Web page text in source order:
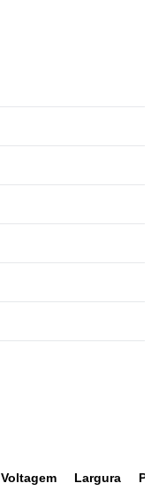
Voltagem
Largura